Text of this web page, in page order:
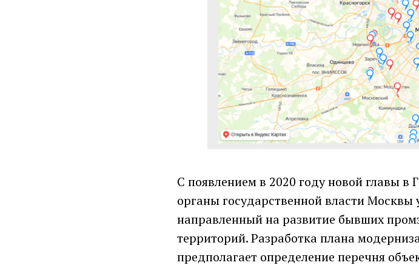
С появлением в 2020 году новой главы в
органы государственной власти
направленный на развитие бывших
территорий. Разработка плана
предполагает определение перечня